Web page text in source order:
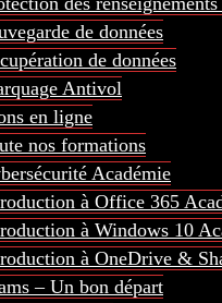
de données
de données
Antivol
en ligne
nos formations
Académie
à Office 365
à Windows 10
à OneDrive &
– Un bon départ